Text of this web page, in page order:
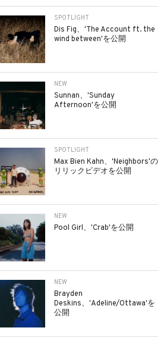
SPOTLIGHT
Dis Fig、'The Account ft. the
wind between'を公開
NEW
Sunnan、'Sunday
Afternoon'を公開
SPOTLIGHT
Max Bien Kahn、'Neighbors'の
リリックビデオを公開
NEW
Pool Girl、'Crab'を公開
NEW
Brayden
Deskins、'Adeline/Ottawa'を
公開